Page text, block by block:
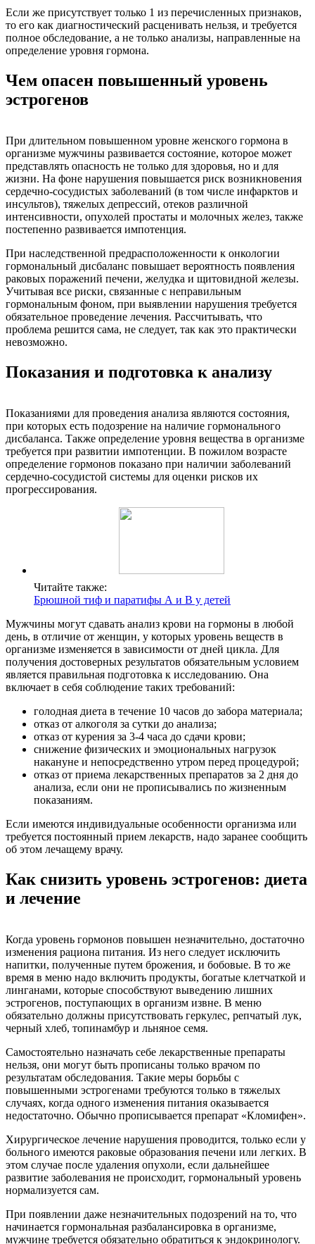
Если же присутствует только 1 из перечисленных признаков,
то его как диагностический расценивать нельзя, и требуется
полное обследование, а не только анализы, направленные на
определение уровня гормона.
Чем опасен повышенный уровень
эстрогенов
При длительном повышенном уровне женского гормона в
организме мужчины развивается состояние, которое может
представлять опасность не только для здоровья, но и для
жизни. На фоне нарушения повышается риск возникновения
сердечно-сосудистых заболеваний (в том числе инфарктов и
инсультов), тяжелых депрессий, отеков различной
интенсивности, опухолей простаты и молочных желез, также
постепенно развивается импотенция.
При наследственной предрасположенности к онкологии
гормональный дисбаланс повышает вероятность появления
раковых поражений печени, желудка и щитовидной железы.
Учитывая все риски, связанные с неправильным
гормональным фоном, при выявлении нарушения требуется
обязательное проведение лечения. Рассчитывать, что
проблема решится сама, не следует, так как это практически
невозможно.
Показания и подготовка к анализу
Показаниями для проведения анализа являются состояния,
при которых есть подозрение на наличие гормонального
дисбаланса. Также определение уровня вещества в организме
требуется при развитии импотенции. В пожилом возрасте
определение гормонов показано при наличии заболеваний
сердечно-сосудистой системы для оценки рисков их
прогрессирования.
Читайте также:
Брюшной тиф и паратифы А и В у детей
Мужчины могут сдавать анализ крови на гормоны в любой
день, в отличие от женщин, у которых уровень веществ в
организме изменяется в зависимости от дней цикла. Для
получения достоверных результатов обязательным условием
является правильная подготовка к исследованию. Она
включает в себя соблюдение таких требований:
голодная диета в течение 10 часов до забора материала;
отказ от алкоголя за сутки до анализа;
отказ от курения за 3-4 часа до сдачи крови;
снижение физических и эмоциональных нагрузок
накануне и непосредственно утром перед процедурой;
отказ от приема лекарственных препаратов за 2 дня до
анализа, если они не прописывались по жизненным
показаниям.
Если имеются индивидуальные особенности организма или
требуется постоянный прием лекарств, надо заранее сообщить
об этом лечащему врачу.
Как снизить уровень эстрогенов: диета
и лечение
Когда уровень гормонов повышен незначительно, достаточно
изменения рациона питания. Из него следует исключить
напитки, полученные путем брожения, и бобовые. В то же
время в меню надо включить продукты, богатые клетчаткой и
линганами, которые способствуют выведению лишних
эстрогенов, поступающих в организм извне. В меню
обязательно должны присутствовать геркулес, репчатый лук,
черный хлеб, топинамбур и льняное семя.
Самостоятельно назначать себе лекарственные препараты
нельзя, они могут быть прописаны только врачом по
результатам обследования. Такие меры борьбы с
повышенными эстрогенами требуются только в тяжелых
случаях, когда одного изменения питания оказывается
недостаточно. Обычно прописывается препарат «Кломифен».
Хирургическое лечение нарушения проводится, только если у
больного имеются раковые образования печени или легких. В
этом случае после удаления опухоли, если дальнейшее
развитие заболевания не происходит, гормональный уровень
нормализуется сам.
При появлении даже незначительных подозрений на то, что
начинается гормональная разбалансировка в организме,
мужчине требуется обязательно обратиться к эндокринологу.